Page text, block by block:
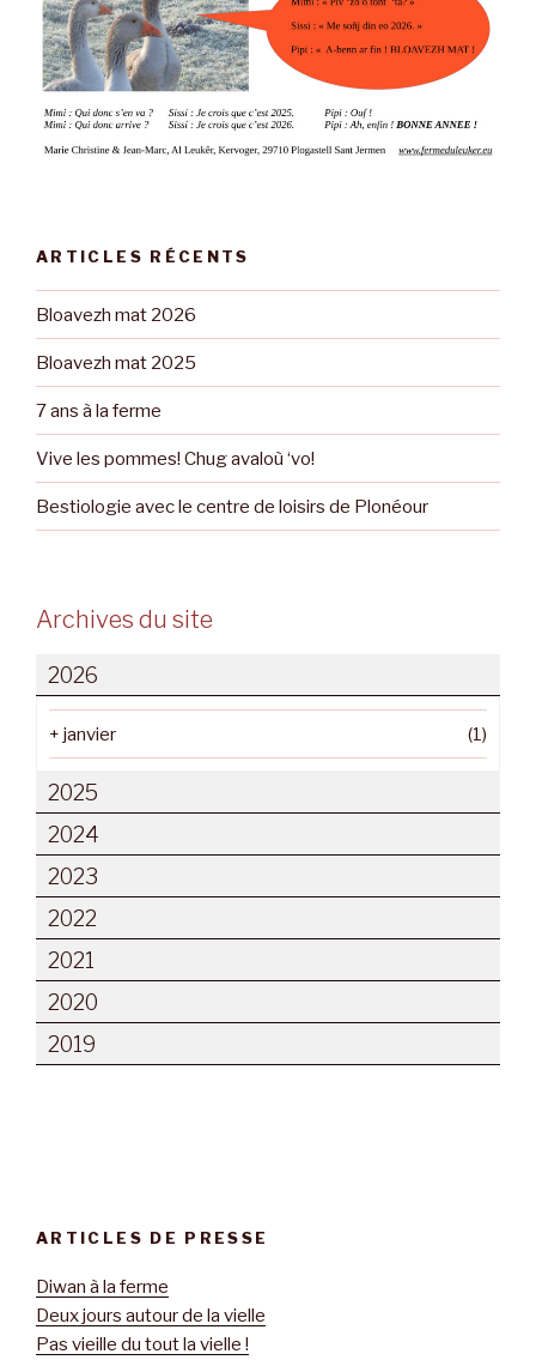
ARTICLES RÉCENTS
Bloavezh mat 2026
Bloavezh mat 2025
7 ans à la ferme
Vive les pommes! Chug avaloù ‘vo!
Bestiologie avec le centre de loisirs de Plonéour
Archives du site
2026
+ janvier (1)
2025
2024
2023
2022
2021
2020
2019
ARTICLES DE PRESSE
Diwan à la ferme
Deux jours autour de la vielle
Pas vieille du tout la vielle !